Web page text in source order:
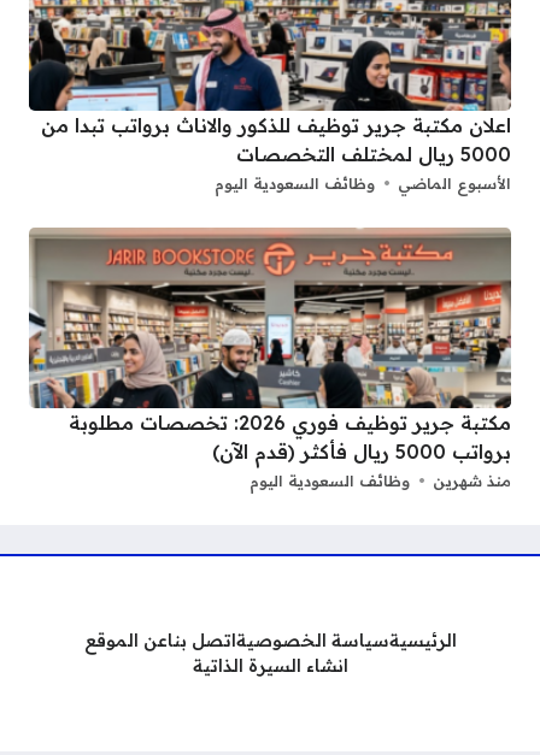
اعلان مكتبة جرير توظيف للذكور والاناث برواتب تبدا من
5000 ريال لمختلف التخصصات
الأسبوع الماضي وظائف السعودية اليوم
مكتبة جرير توظيف فوري 2026: تخصصات مطلوبة
برواتب 5000 ريال فأكثر (قدم الآن)
منذ شهرين وظائف السعودية اليوم
الرئيسيةسياسة الخصوصيةاتصل بناعن الموقع
انشاء السيرة الذاتية